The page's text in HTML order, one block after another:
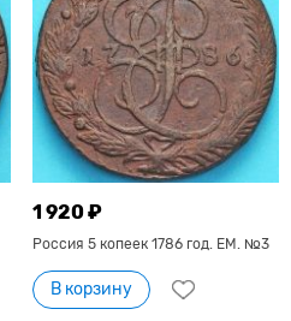
1 920 ₽
Россия 5 копеек 1786 год. ЕМ. №3
В корзину